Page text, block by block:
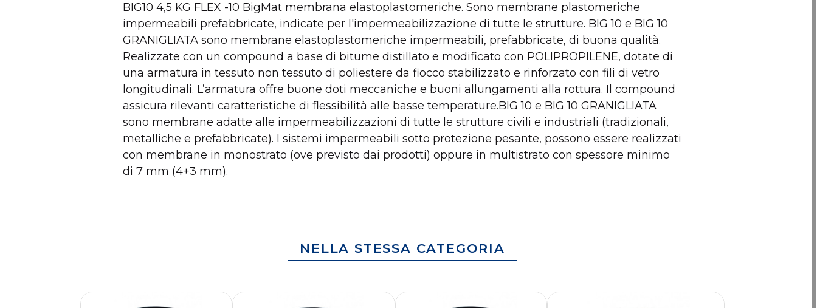
BIG10 4,5 KG FLEX -10 BigMat membrana elastoplastomeriche. Sono membrane plastomeriche
impermeabili prefabbricate, indicate per l'impermeabilizzazione di tutte le strutture. BIG 10 e BIG 10
GRANIGLIATA sono membrane elastoplastomeriche impermeabili, prefabbricate, di buona qualità.
Realizzate con un compound a base di bitume distillato e modificato con POLIPROPILENE, dotate di
una armatura in tessuto non tessuto di poliestere da fiocco stabilizzato e rinforzato con fili di vetro
longitudinali. L’armatura offre buone doti meccaniche e buoni allungamenti alla rottura. Il compound
assicura rilevanti caratteristiche di flessibilità alle basse temperature.BIG 10 e BIG 10 GRANIGLIATA
sono membrane adatte alle impermeabilizzazioni di tutte le strutture civili e industriali (tradizionali,
metalliche e prefabbricate). I sistemi impermeabili sotto protezione pesante, possono essere realizzati
con membrane in monostrato (ove previsto dai prodotti) oppure in multistrato con spessore minimo
di 7 mm (4+3 mm).
NELLA STESSA CATEGORIA